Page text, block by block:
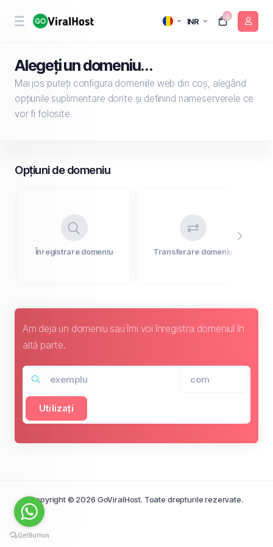
INR
0
Alegeți un domeniu...
Mai jos puteți configura domeniile web din coș, alegând
opțiunile suplimentare dorite și definind nameserverele ce
vor fi folosite.
Opțiuni de domeniu
Înregistrare domeniu Transferare domeniu
Am deja un domeniu sau îmi voi înregistra domeniul în
altă parte.
Utilizați
Copyright © 2026 GoViralHost. Toate drepturile rezervate.